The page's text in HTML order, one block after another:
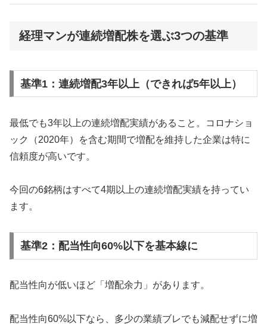
経理マンが連続増配株を選ぶ3つの基準
基準1：連続増配3年以上（できれば5年以上）
最低でも3年以上の連続増配実績があること。コロナショ
ック（2020年）を含む期間で増配を維持した企業は特に
信頼度が高いです。
今回の6銘柄はすべて4期以上の連続増配実績を持ってい
ます。
基準2：配当性向60%以下を基本線に
配当性向が低いほど「増配余力」があります。
配当性向60%以下なら、多少の業績ブレでも減配せずに増